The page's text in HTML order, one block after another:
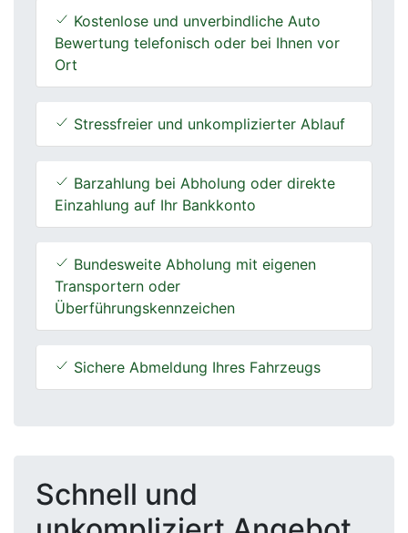
Bundesweite Abholung mit eigenen
Transportern oder
Überführungskennzeichen
Sichere Abmeldung Ihres Fahrzeugs
Schnell und
unkompliziert Angebot
einholen
Marke
Erstzulassung